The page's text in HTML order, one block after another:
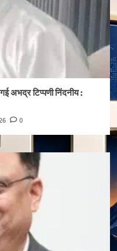
गई अभद्र टिप्पणी निंदनीय :
0